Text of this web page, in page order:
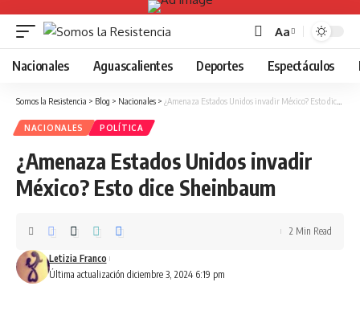
Font
Resizer
Aa
Nacionales Aguascalientes Deportes Espectáculos
Somos la Resistencia > Blog > Nacionales > ¿Amenaza Estados Unidos invadir México? Esto dice Sheinbaum
NACIONALES POLÍTICA
¿Amenaza Estados Unidos invadir
México? Esto dice Sheinbaum
Última actualización diciembre 3, 2024 6:19 pm
Letizia Franco
2 Min Read